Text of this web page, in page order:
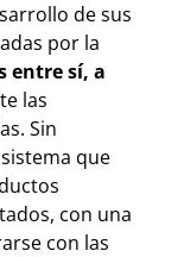
de sus
por la
entre sí, a
las
Sin
que
con una
con las